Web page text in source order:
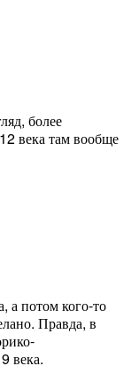
более
века там вообще
а потом кого-то
Правда, в
века.